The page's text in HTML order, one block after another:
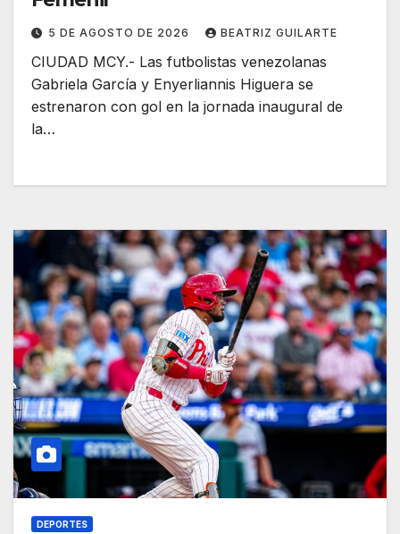
5 DE AGOSTO DE 2026 BEATRIZ GUILARTE
CIUDAD MCY.- Las futbolistas venezolanas
Gabriela García y Enyerliannis Higuera se
estrenaron con gol en la jornada inaugural de
la…
DEPORTES